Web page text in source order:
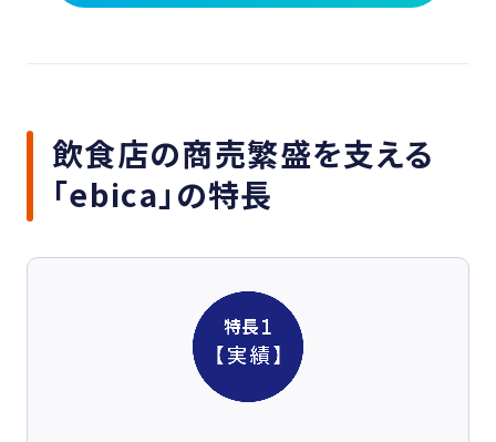
飲食店の商売繁盛を支える
「ebica」の特長